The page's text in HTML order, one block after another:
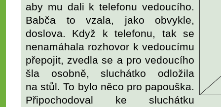
aby mu dali k telefonu vedoucího.
Babča to vzala, jako obvykle,
doslova. Když k telefonu, tak se
nenamáhala rozhovor k vedoucímu
přepojit, zvedla se a pro vedoucího
šla osobně, sluchátko odložila
na stůl. To bylo něco pro papouška.
Připochodoval ke sluchátku